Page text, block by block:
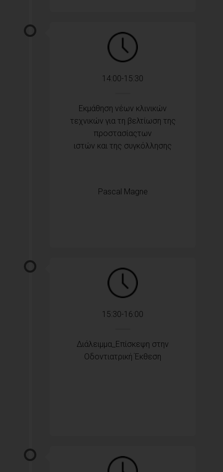
14:00-15:30
Εκμάθηση νέων κλινικών
τεχνικών για τη βελτίωση της
προστασίαςτων
ιστών και της συγκόλλησης
Pascal Magne
15:30-16:00
Διάλειμμα_Επίσκεψη στην
Οδοντιατρική Έκθεση